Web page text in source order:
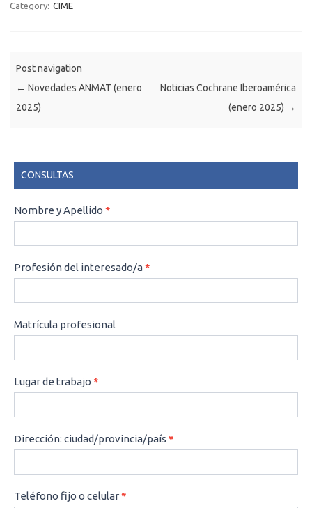
Category: CIME
Post navigation
← Novedades ANMAT (enero
2025)
Noticias Cochrane Iberoamérica
(enero 2025) →
CONSULTAS
CONSULTAS
Nombre y Apellido *
Profesión del interesado/a*
Matrícula profesional
Lugar de trabajo *
Dirección: ciudad/provincia/país *
Teléfono fijo o celular*